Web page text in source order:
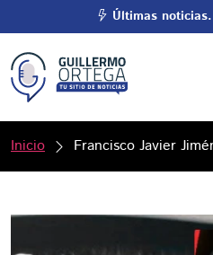
Últimas noticias.
Inicio Francisco Javier